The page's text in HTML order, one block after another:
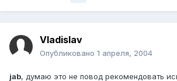
Vladislav
Опубликовано 1 апреля, 2004
jab, думаю это не повод рекомендовать